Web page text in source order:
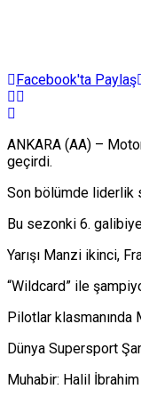
Facebook'ta Paylaş
ANKARA (AA) –
geçirdi.
Son bölümde liderlik
Bu sezonki 6.
Yarışı Manzi ikinci,
“Wildcard” ile
Pilotlar klasmanında
Dünya Supersport
Muhabir: Halil